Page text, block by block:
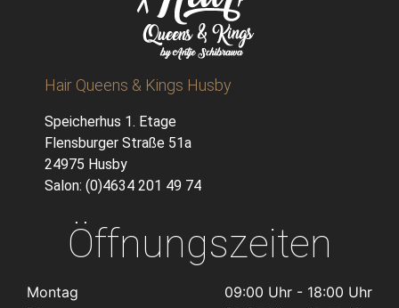
Hair Queens & Kings Husby
Speicherhus 1. Etage
Flensburger Straße 51a
24975 Husby
Salon: (0)4634 201 49 74
Öffnungszeiten
Montag
09:00 Uhr - 18:00 Uhr